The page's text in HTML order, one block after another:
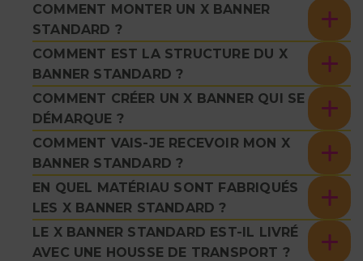
COMMENT MONTER UN X BANNER
STANDARD ?
COMMENT EST LA STRUCTURE DU X
BANNER STANDARD ?
COMMENT CRÉER UN X BANNER QUI SE
DÉMARQUE ?
COMMENT VAIS-JE RECEVOIR MON X
BANNER STANDARD ?
EN QUEL MATÉRIAU SONT FABRIQUÉS
LES X BANNER STANDARD ?
LE X BANNER STANDARD EST-IL LIVRÉ
AVEC UNE HOUSSE DE TRANSPORT ?